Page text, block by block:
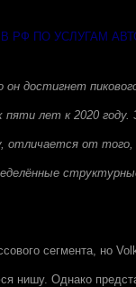
В РФ ПО УСЛУГАМ
достигнет пикового
лет к 2020
от того,
сегмента, но
нишу. Однако